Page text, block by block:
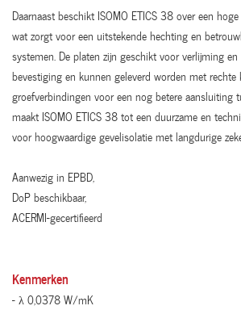
Daarnaast beschikt ISOMO ETICS 38 over een
wat zorgt voor een uitstekende hechting en
systemen. De platen zijn geschikt voor verlijming
bevestiging en kunnen geleverd worden met
groefverbindingen voor een nog betere aansluiting
maakt ISOMO ETICS 38 tot een duurzame en
voor hoogwaardige gevelisolatie met langdurige
Aanwezig in EPBD,
DoP beschikbaar,
ACERMI-gecertifieerd
Kenmerken
- λ 0,0378 W/mK